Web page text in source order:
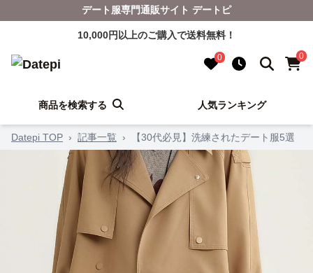
デート服専門通販サイト デートピ
10,000円以上のご購入で送料無料！
0 0
商品を検索する 人気ランキング
Datepi TOP › 記事一覧 › 【30代必見】洗練されたデート服5選